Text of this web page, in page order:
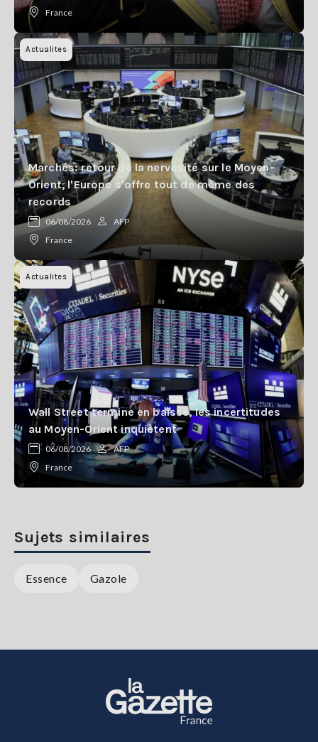
France
Actualites
Marchés: retour de la nervosité sur le Moyen-
Orient, l'Europe s'offre tout de même des
records
06/08/2026
AFP
France
Actualites
Wall Street termine en baisse, les incertitudes
au Moyen-Orient inquiètent
06/08/2026
AFP
France
Sujets similaires
Essence Gazole